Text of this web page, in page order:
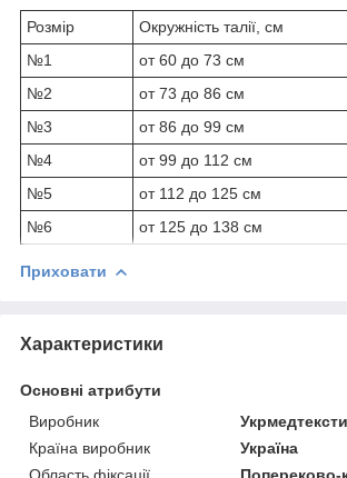
Розмір
Окружність талії, см
№1
от 60 до 73 см
№2
от 73 до 86 см
№3
от 86 до 99 см
№4
от 99 до 112 см
№5
от 112 до 125 см
№6
от 125 до 138 см
Приховати
Характеристики
Основні атрибути
Виробник
Країна виробник
Україна
Область фіксації